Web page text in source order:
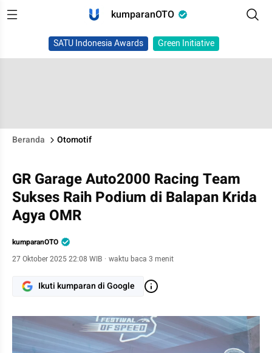
kumparanOTO
SATU Indonesia Awards Green Initiative
Beranda Otomotif
GR Garage Auto2000 Racing Team
Sukses Raih Podium di Balapan Krida
Agya OMR
kumparanOTO
27 Oktober 2025 22:08 WIB · waktu baca 3 menit
Ikuti kumparan di Google